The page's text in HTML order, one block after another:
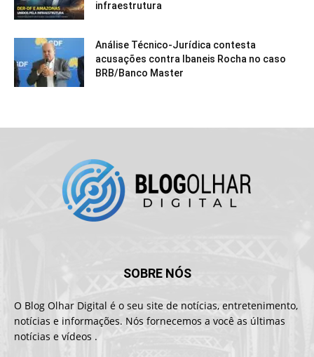
infraestrutura
Análise Técnico-Jurídica contesta
acusações contra Ibaneis Rocha no caso
BRB/Banco Master
SOBRE NÓS
O Blog Olhar Digital é o seu site de notícias, entretenimento,
notícias e informações. Nós fornecemos a você as últimas
notícias e vídeos .